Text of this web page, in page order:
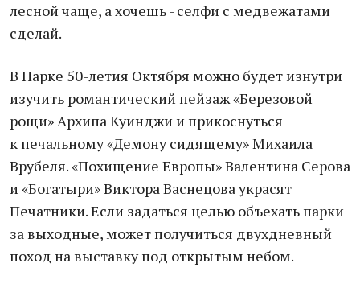
лесной чаще, а хочешь - селфи с медвежатами
сделай.
В Парке 50-летия Октября можно будет изнутри
изучить романтический пейзаж «Березовой
рощи» Архипа Куинджи и прикоснуться
к печальному «Демону сидящему» Михаила
Врубеля. «Похищение Европы» Валентина Серова
и «Богатыри» Виктора Васнецова украсят
Печатники. Если задаться целью объехать парки
за выходные, может получиться двухдневный
поход на выставку под открытым небом.